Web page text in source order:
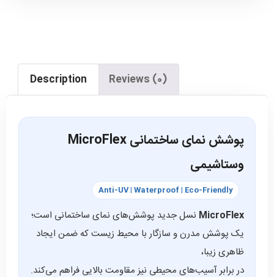
Description Reviews (0)
پوشش نمای ساختمانی MicroFlex
وستاشیمی
Anti-UV | Waterproof | Eco-Friendly
MicroFlex نسل جدید پوشش‌های نمای ساختمانی است؛
یک پوشش مدرن و سازگار با محیط زیست که ضمن ایجاد
ظاهری زیبا،
در برابر آسیب‌های محیطی نیز مقاومت بالایی فراهم می‌کند.